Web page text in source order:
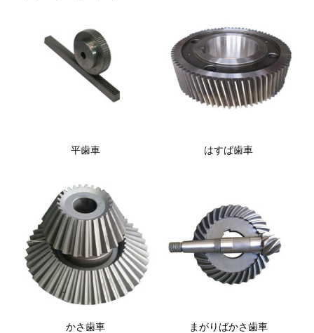
平歯車 はすば歯車
かさ歯車 まがりばかさ歯車